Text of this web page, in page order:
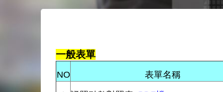
一般表單
NO 表單名稱